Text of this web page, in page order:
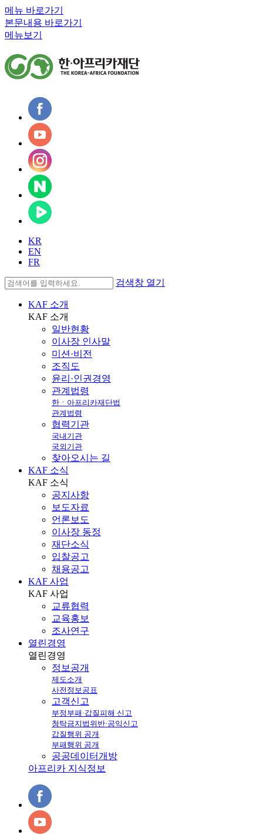
메뉴 바로가기
본문내용 바로가기
메뉴보기
KR
EN
FR
검색창 열기
KAF 소개
KAF 소개
일반현황
이사장 인사말
미션·비전
조직도
윤리·인권경영
관계법령
한ㆍ아프리카재단법
관계법령
협력기관
국내기관
국외기관
찾아오시는 길
KAF 소식
KAF 소식
공지사항
보도자료
언론보도
이사장 동정
재단소식
입찰공고
채용공고
KAF 사업
KAF 사업
교류협력
교육홍보
조사연구
열린경영
열린경영
정보공개
제도소개
사전정보공표
고객신고
부정부패·갑질피해 신고
청탁금지법위반·공익신고
갑질행위 공개
부패행위 공개
공공데이터개방
아프리카 지식정보